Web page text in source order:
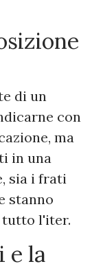
di un
con
ma
in una
sia i frati
stanno
tutto l'iter.
e la